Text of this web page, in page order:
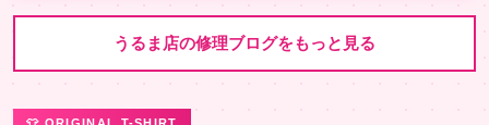
うるま店の修理ブログをもっと見る